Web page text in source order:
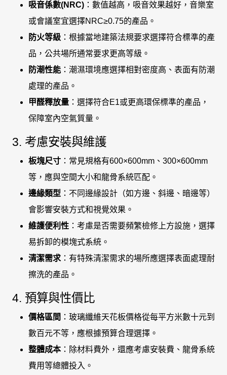
吸音係數(NRC) ：數值越高，吸音效果越好，音樂室
或會議室宜選擇NRC≥0.75的產品。
防火等級 ：根據當地建築法規要求選擇符合標準的產
品，公共場所通常要求更高等級。
防潮性能 ：潮濕環境應選擇相對密度高、表面有防潮
處理的產品。
甲醛釋放量 ：選擇符合E1或更高環保標準的產品，
保障室內空氣質量。
3. 考慮安裝與維護
板塊尺寸 ：常見規格有600×600mm、300×600mm
等，應與空間大小和龍骨系統匹配。
邊緣類型 ：不同邊緣設計（如方邊、斜邊、暗邊等）
會影響安裝方式和視覺效果。
維護便利性 ：考慮是否需要頻繁檢修上方設施，選擇
易拆卸的模塊式系統。
清潔需求 ：有特殊清潔需求的場所應選擇表面處理耐
擦洗的產品。
4. 預算與性價比
價格區間 ：玻璃纖維天花板價格從每平方米數十元到
數百元不等，應根據預算合理選擇。
整體成本：除材料費外，還應考慮安裝費、龍骨系統
費用等總體投入。